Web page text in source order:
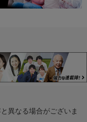
異なる場合がございま